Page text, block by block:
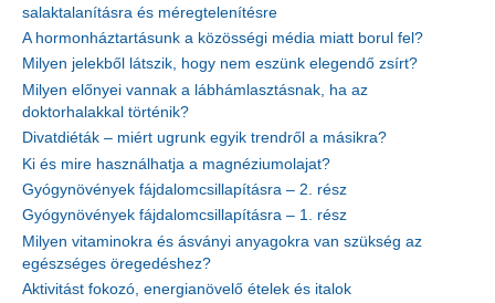
salaktalanításra és méregtelenítésre
A hormonháztartásunk a közösségi média miatt borul fel?
Milyen jelekből látszik, hogy nem eszünk elegendő zsírt?
Milyen előnyei vannak a lábhámlasztásnak, ha az
doktorhalakkal történik?
Divatdiéták – miért ugrunk egyik trendről a másikra?
Ki és mire használhatja a magnéziumolajat?
Gyógynövények fájdalomcsillapításra – 2. rész
Gyógynövények fájdalomcsillapításra – 1. rész
Milyen vitaminokra és ásványi anyagokra van szükség az
egészséges öregedéshez?
Aktivitást fokozó, energianövelő ételek és italok